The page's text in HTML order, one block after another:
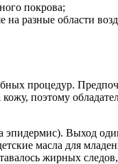
покрова;
разные области
процедур.
поэтому
Выход
масла для
жирных